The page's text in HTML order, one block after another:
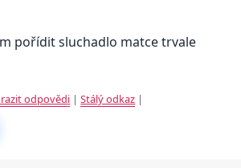
pořídit sluchadlo matce trvale
odpovědi |Stálý odkaz |